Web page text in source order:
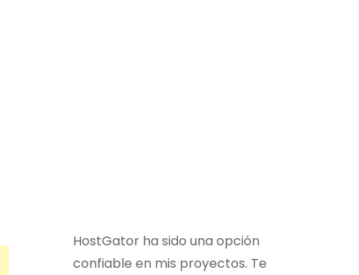
HostGator ha sido una opción
confiable en mis proyectos. Te